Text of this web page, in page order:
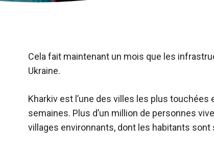
Cela fait maintenant un mois que les
Ukraine.
Kharkiv est l’une des villes les plus
semaines. Plus d’un million de personnes
villages environnants, dont les habitants